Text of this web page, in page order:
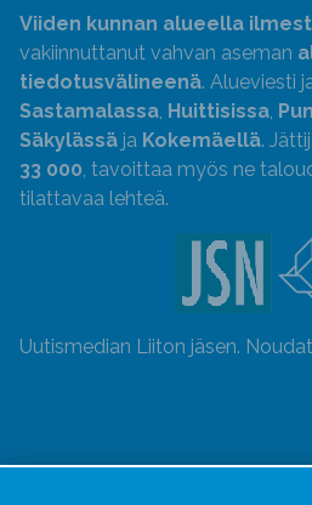
Viiden kunnan alueella
vakiinnuttanut vahvan aseman
tiedotusvälineenä. Alueviesti
Sastamalassa, Huittisissa,
Säkylässä ja Kokemäellä.
33 000, tavoittaa myös ne
tilattavaa lehteä.
Uutismedian Liiton jäsen.